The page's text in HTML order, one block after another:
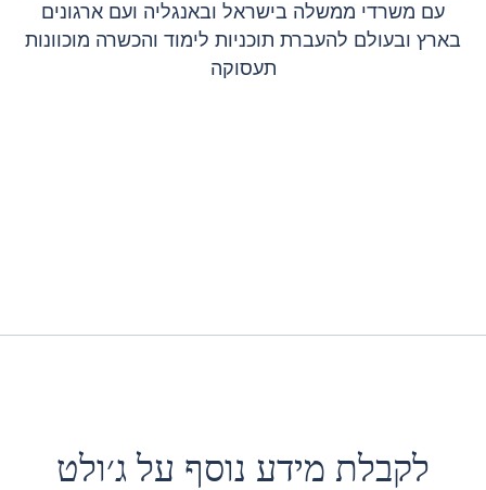
עם משרדי ממשלה בישראל ובאנגליה ועם ארגונים
בארץ ובעולם להעברת תוכניות לימוד והכשרה מוכוונות
תעסוקה
לקבלת מידע נוסף על ג׳ולט